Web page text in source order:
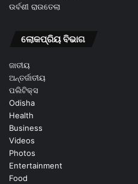
ଉର୍ବଶୀ ରାଉତେଲା
ଲୋକପ୍ରିୟ ବିଭାଗ
ଜାତୀୟ
ଅନ୍ତର୍ଜାତୀୟ
ପଲିଟିକ୍ସ
Odisha
Health
Business
Videos
Photos
Entertainment
Food